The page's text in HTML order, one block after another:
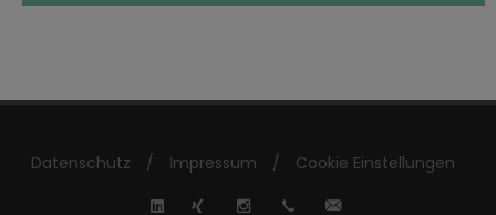
Datenschutz / Impressum / Cookie Einstellungen